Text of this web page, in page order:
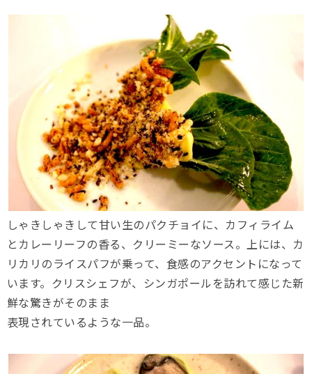
しゃきしゃきして甘い生のパクチョイに、カフィライム
とカレーリーフの香る、クリーミーなソース。上には、カ
リカリのライスパフが乗って、食感のアクセントになって
います。クリスシェフが、シンガポールを訪れて感じた新
鮮な驚きがそのまま
表現されているような一品。